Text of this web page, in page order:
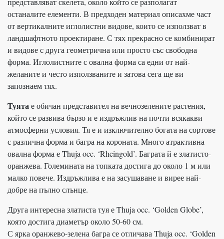
останалите елементи. В предходен материал описахме част
от вертикалните иглолистни видове, които се използват в
ландшафтното проектиране. С тях прекрасно се комбинират
и видове с друга геометрична или просто със свободна
форма. Иглолистните с овална форма са едни от най-
желаните и често използваните и затова сега ще ви
запознаем тях.
Туятае обичан представител на вечнозелените растения,
който се развива бързо и е издръжлив на почти всякакви
атмосферни условия. Тя е и изключително богата на сортове
с различна форма и багра на короната. Много атрактивна
овална форма е Thuja occ. ‘Rheingold’. Баграта й е златисто-
оранжева. Големината на топката достига до около 1 м или
малко повече. Издръжлива е на засушаване и вирее най-
добре на пълно слънце.
Друга интересна златиста туя е Thuja occ. ‘Golden Globe’,
която достига диаметър около 50-60 см.
С ярка оранжево-зелена багра се отличава Thuja occ. ‘Golden